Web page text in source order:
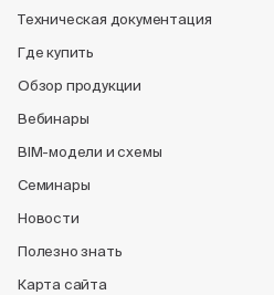
Техническая документация
Где купить
Обзор продукции
Вебинары
BIM-модели и схемы
Семинары
Новости
Полезно знать
Карта сайта